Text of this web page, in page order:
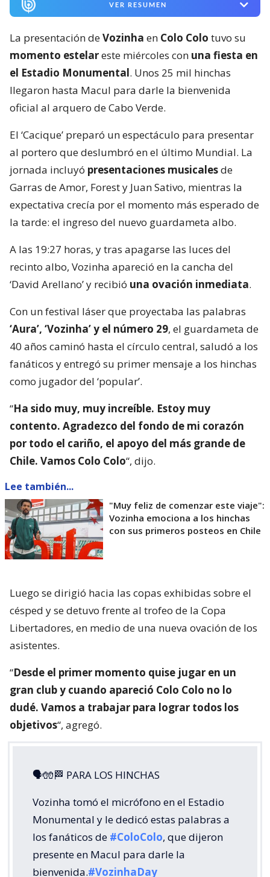
VER RESUMEN
La presentación deVozinha en Colo Colo tuvo su
momento estelareste miércoles con una fiesta en
el Estadio Monumental. Unos 25 mil hinchas
llegaron hasta Macul para darle la bienvenida
oficial al arquero de Cabo Verde.
El ‘Cacique’ preparó un espectáculo para presentar
al portero que deslumbró en el último Mundial. La
jornada incluyó presentaciones musicalesde
Garras de Amor, Forest y Juan Sativo, mientras la
expectativa crecía por el momento más esperado de
la tarde: el ingreso del nuevo guardameta albo.
A las 19:27 horas, y tras apagarse las luces del
recinto albo, Vozinha apareció en la cancha del
‘David Arellano’ y recibió una ovación inmediata.
Con un festival láser que proyectaba las palabras
‘Aura’, ‘Vozinha’ y el número 29, el guardameta de
40 años caminó hasta el círculo central, saludó a los
fanáticos y entregó su primer mensaje a los hinchas
como jugador del ‘popular’.
“Ha sido muy, muy increíble. Estoy muy
contento. Agradezco del fondo de mi corazón
por todo el cariño, el apoyo del más grande de
Chile. Vamos Colo Colo“, dijo.
Lee también...
"Muy feliz de comenzar este viaje":
Vozinha emociona a los hinchas
con sus primeros posteos en Chile
Luego se dirigió hacia las copas exhibidas sobre el
césped y se detuvo frente al trofeo de la Copa
Libertadores, en medio de una nueva ovación de los
asistentes.
“Desde el primer momento quise jugar en un
gran club y cuando apareció Colo Colo no lo
dudé. Vamos a trabajar para lograr todos los
objetivos“, agregó.
🗣🧤🏁 PARA LOS HINCHAS
Vozinha tomó el micrófono en el Estadio
Monumental y le dedicó estas palabras a
los fanáticos de #ColoColo, que dijeron
presente en Macul para darle la
bienvenida.#VozinhaDay